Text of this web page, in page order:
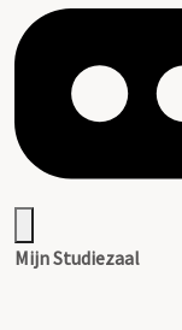
Mijn Studiezaal